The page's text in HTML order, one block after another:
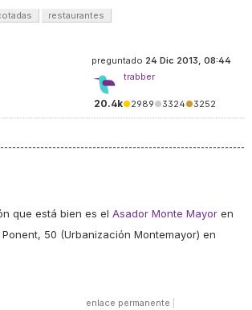
restaurantes
preguntado 24 Dic 2013, 08:44
trabber
20.4k●2989●3324●3252
que está bien es el Asador Monte Mayor en
50 (Urbanización Montemayor) en
enlace permanente